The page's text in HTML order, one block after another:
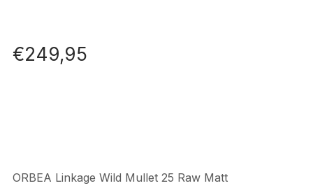
€249,95
ORBEA Linkage Wild Mullet 25 Raw Matt